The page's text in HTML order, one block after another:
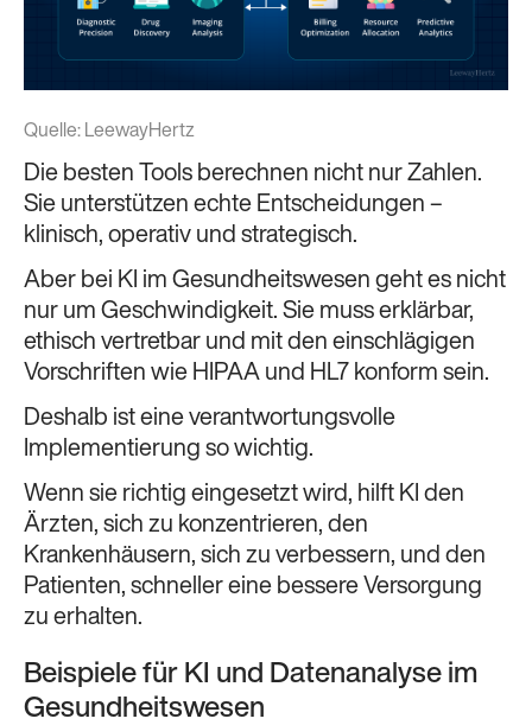
Quelle: LeewayHertz
Die besten Tools berechnen nicht nur Zahlen.
Sie unterstützen echte Entscheidungen –
klinisch, operativ und strategisch.
Aber bei KI im Gesundheitswesen geht es nicht
nur um Geschwindigkeit. Sie muss erklärbar,
ethisch vertretbar und mit den einschlägigen
Vorschriften wie HIPAA und HL7 konform sein.
Deshalb ist eine verantwortungsvolle
Implementierung so wichtig.
Wenn sie richtig eingesetzt wird, hilft KI den
Ärzten, sich zu konzentrieren, den
Krankenhäusern, sich zu verbessern, und den
Patienten, schneller eine bessere Versorgung
zu erhalten.
Beispiele für KI und Datenanalyse im
Gesundheitswesen